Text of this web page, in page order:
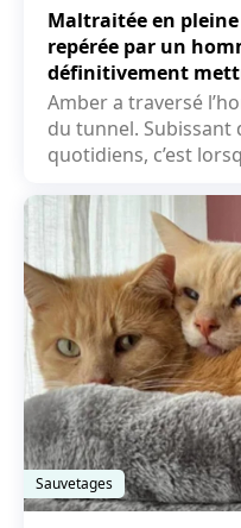
Maltraitée en
repérée par un
définitivement
Amber a traversé
du tunnel. Subissant
quotidiens, c’est
Sauvetages